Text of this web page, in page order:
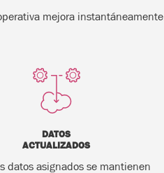
mejora instantáneamente.
DATOS
ACTUALIZADOS
datos asignados se mantienen